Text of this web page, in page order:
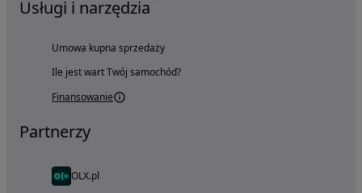
Usługi i narzędzia
Umowa kupna sprzedaży
Ile jest wart Twój samochód?
Finansowanie
Partnerzy
OLX.pl